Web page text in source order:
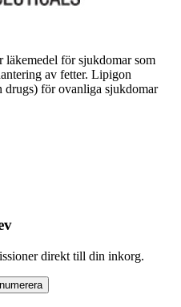
läkemedel för sjukdomar som
av fetter. Lipigon
drugs) för ovanliga sjukdomar
direkt till din inkorg.